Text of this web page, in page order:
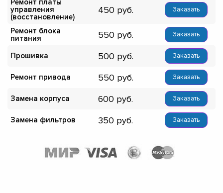
Ремонт платы
управления
(восстановление)
450 Заказать
Ремонт блока
питания
550 Заказать
Прошивка 500 Заказать
Ремонт привода 550 Заказать
Замена корпуса 600 Заказать
Замена фильтров 350 Заказать